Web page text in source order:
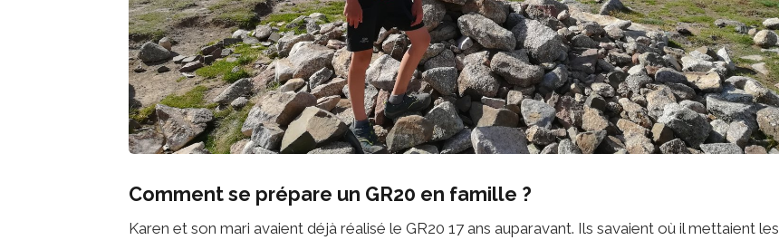
Comment se prépare un GR20 en famille ?
Karen et son mari avaient déjà réalisé le GR20 17 ans auparavant. Ils savaient où il mettaient les